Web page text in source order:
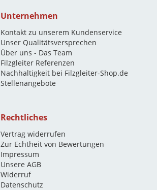
Unternehmen
Kontakt zu unserem Kundenservice
Unser Qualitätsversprechen
Über uns - Das Team
Filzgleiter Referenzen
Nachhaltigkeit bei Filzgleiter-Shop.de
Stellenangebote
Rechtliches
Vertrag widerrufen
Zur Echtheit von Bewertungen
Impressum
Unsere AGB
Widerruf
Datenschutz